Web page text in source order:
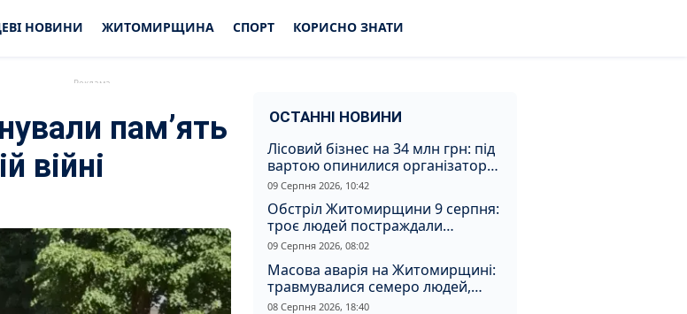
НОВИНИ ЖИТОМИРЩИНА СПОРТ КОРИСНО ЗНАТИ
памʼять
війні
ОСТАННІ НОВИНИ
Лісовий бізнес на 34 млн грн: під
вартою опинилися організатори
незаконної вирубки на
Житомирщині
09 Серпня 2026, 10:42
Обстріл Житомирщини 9 серпня:
троє людей постраждали
внаслідок атаки
09 Серпня 2026, 08:02
Масова аварія на Житомирщині:
травмувалися семеро людей,
серед них діти
08 Серпня 2026, 18:40